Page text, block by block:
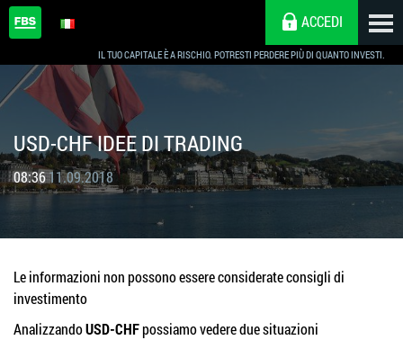
IL TUO CAPITALE È A RISCHIO. POTRESTI PERDERE PIÙ DI QUANTO INVESTI.
ACCEDI
USD-CHF IDEE DI TRADING
08:3611.09.2018
Le informazioni non possono essere considerate consigli di
investimento
AnalizzandoUSD-CHFpossiamo vedere due situazioni